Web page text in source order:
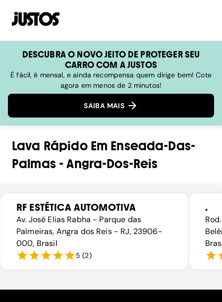
DESCUBRA O NOVO JEITO DE PROTEGER SEU
CARRO COM A JUSTOS
É fácil, é mensal, e ainda recompensa quem dirige bem! Cote
agora em menos de 2 minutos!
SAIBA MAIS
Lava RápidoEm Enseada-Das-
Palmas -Angra-Dos-Reis
RF ESTÉTICA AUTOMOTIVA
Av. José Elias Rabha - Parque das
Palmeiras, Angra dos Reis - RJ, 23906-
000, Brasil
5 (2)
.